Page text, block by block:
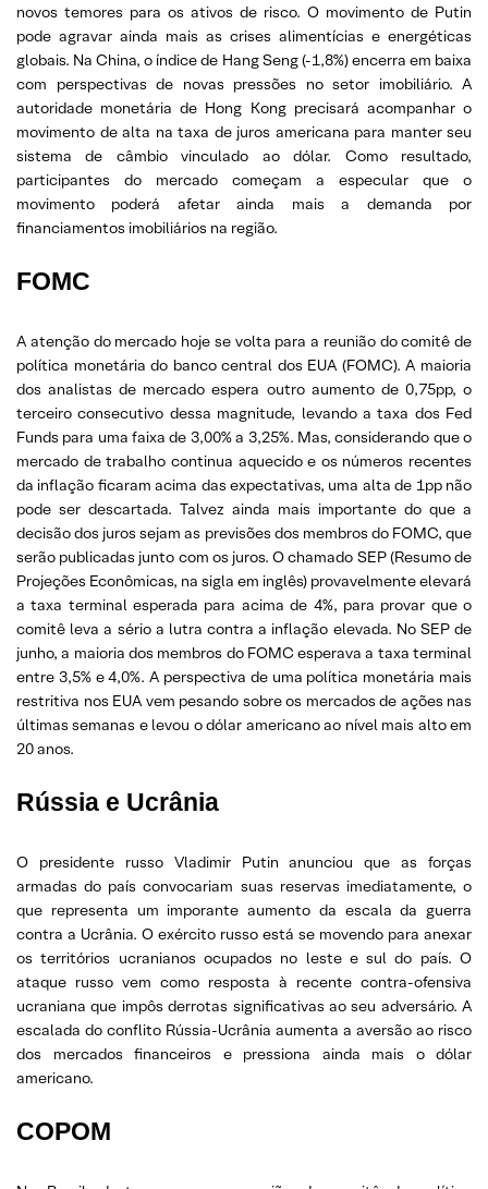
novos temores para os ativos de risco. O movimento de Putin
pode agravar ainda mais as crises alimentícias e energéticas
globais. Na China, o índice de Hang Seng (-1,8%) encerra em baixa
com perspectivas de novas pressões no setor imobiliário. A
autoridade monetária de Hong Kong precisará acompanhar o
movimento de alta na taxa de juros americana para manter seu
sistema de câmbio vinculado ao dólar. Como resultado,
participantes do mercado começam a especular que o
movimento poderá afetar ainda mais a demanda por
financiamentos imobiliários na região.
FOMC
A atenção do mercado hoje se volta para a reunião do comitê de
política monetária do banco central dos EUA (FOMC). A maioria
dos analistas de mercado espera outro aumento de 0,75pp, o
terceiro consecutivo dessa magnitude, levando a taxa dos Fed
Funds para uma faixa de 3,00% a 3,25%. Mas, considerando que o
mercado de trabalho continua aquecido e os números recentes
da inflação ficaram acima das expectativas, uma alta de 1pp não
pode ser descartada. Talvez ainda mais importante do que a
decisão dos juros sejam as previsões dos membros do FOMC, que
serão publicadas junto com os juros. O chamado SEP (Resumo de
Projeções Econômicas, na sigla em inglês) provavelmente elevará
a taxa terminal esperada para acima de 4%, para provar que o
comitê leva a sério a lutra contra a inflação elevada. No SEP de
junho, a maioria dos membros do FOMC esperava a taxa terminal
entre 3,5% e 4,0%. A perspectiva de uma política monetária mais
restritiva nos EUA vem pesando sobre os mercados de ações nas
últimas semanas e levou o dólar americano ao nível mais alto em
20 anos.
Rússia e Ucrânia
O presidente russo Vladimir Putin anunciou que as forças
armadas do país convocariam suas reservas imediatamente, o
que representa um imporante aumento da escala da guerra
contra a Ucrânia. O exército russo está se movendo para anexar
os territórios ucranianos ocupados no leste e sul do país. O
ataque russo vem como resposta à recente contra-ofensiva
ucraniana que impôs derrotas significativas ao seu adversário. A
escalada do conflito Rússia-Ucrânia aumenta a aversão ao risco
dos mercados financeiros e pressiona ainda mais o dólar
americano.
COPOM